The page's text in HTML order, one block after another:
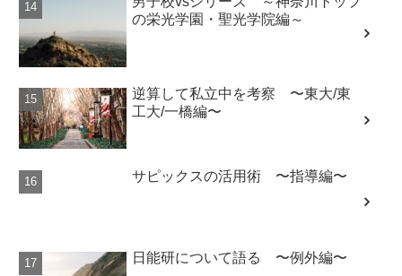
の栄光学園・聖光学院編～
逆算して私立中を考察 〜東大/東
工大/一橋編〜
サピックスの活用術 〜指導編〜
日能研について語る 〜例外編〜